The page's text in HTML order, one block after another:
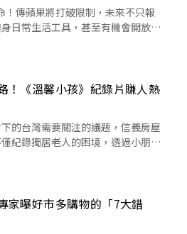
傳蘋果將打破限制，未來不只報
日常生活工具，甚至有機會開放給
！《溫馨小孩》紀錄片賺人熱
下的台灣需要關注的議題，信義房屋
紀錄獨居老人的困境，透過小朋友
陪伴的爺爺奶...
家曝好市多購物的「7大錯